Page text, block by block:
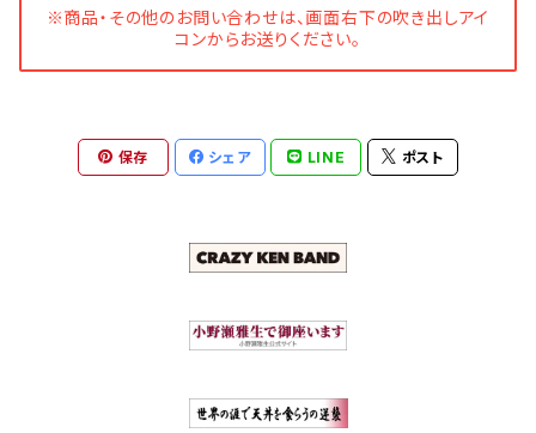
※商品・その他のお問い合わせは、画面右下の吹き出しアイ
コンからお送りください。
保存 シェア LINE ポスト